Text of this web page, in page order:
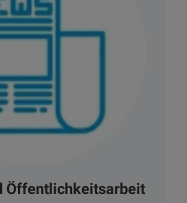
Öffentlichkeitsarbeit